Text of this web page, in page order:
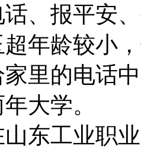
、报平安
超年龄较小
里的电话
大学。
东工业职